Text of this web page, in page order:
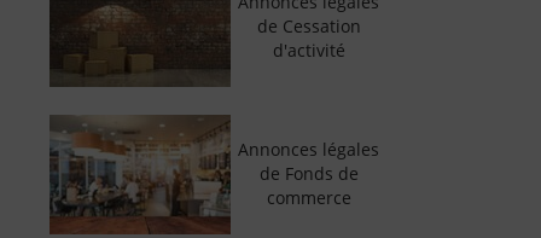
de Cessation
d'activité
Annonces légales
de Fonds de
commerce